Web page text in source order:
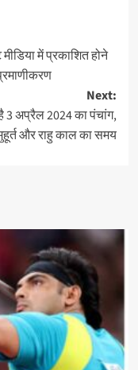
में प्रकाशित होने
Next:
3 अप्रैल 2024 का पंचांग,
और राहु काल का समय